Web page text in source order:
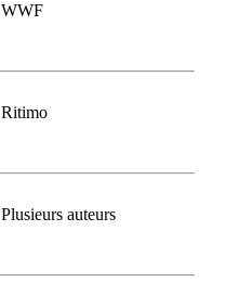
WWF
Ritimo
Plusieurs auteurs